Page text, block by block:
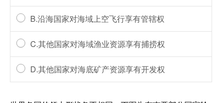
B.沿海国家对海域上空飞行享有管辖权
C.其他国家对海域渔业资源享有捕捞权
D.其他国家对海底矿产资源享有开发权